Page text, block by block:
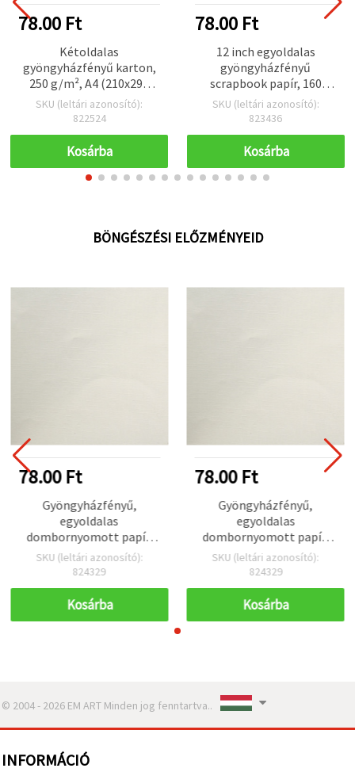
78.00 Ft
Kétoldalas
gyöngyházfényű karton,
250 g/m², A4 (210x297
mm), rózsaszín - 1 db
SKU (leltári azonosító):
822524
Kosárba
78.00 Ft
12 inch egyoldalas
gyöngyházfényű
scrapbook papír, 160
g/m² (30,5 x 30,5 cm) - 1 ív
SKU (leltári azonosító):
823436
Kosárba
BÖNGÉSZÉSI ELŐZMÉNYEID
78.00 Ft
Gyöngyházfényű,
egyoldalas
dombornyomott papír,
120 g/m², A4 (297×210
mm), elefántcsont – 1 db
SKU (leltári azonosító):
824329
Kosárba
78.00 Ft
Gyöngyházfényű,
egyoldalas
dombornyomott papír,
120 g/m², A4 (297×210
mm), elefántcsont – 1 db
SKU (leltári azonosító):
824329
Kosárba
© 2004 - 2026 EM ART Minden jog fenntartva..
INFORMÁCIÓ